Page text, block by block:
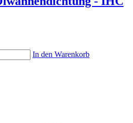
In den Warenkorb